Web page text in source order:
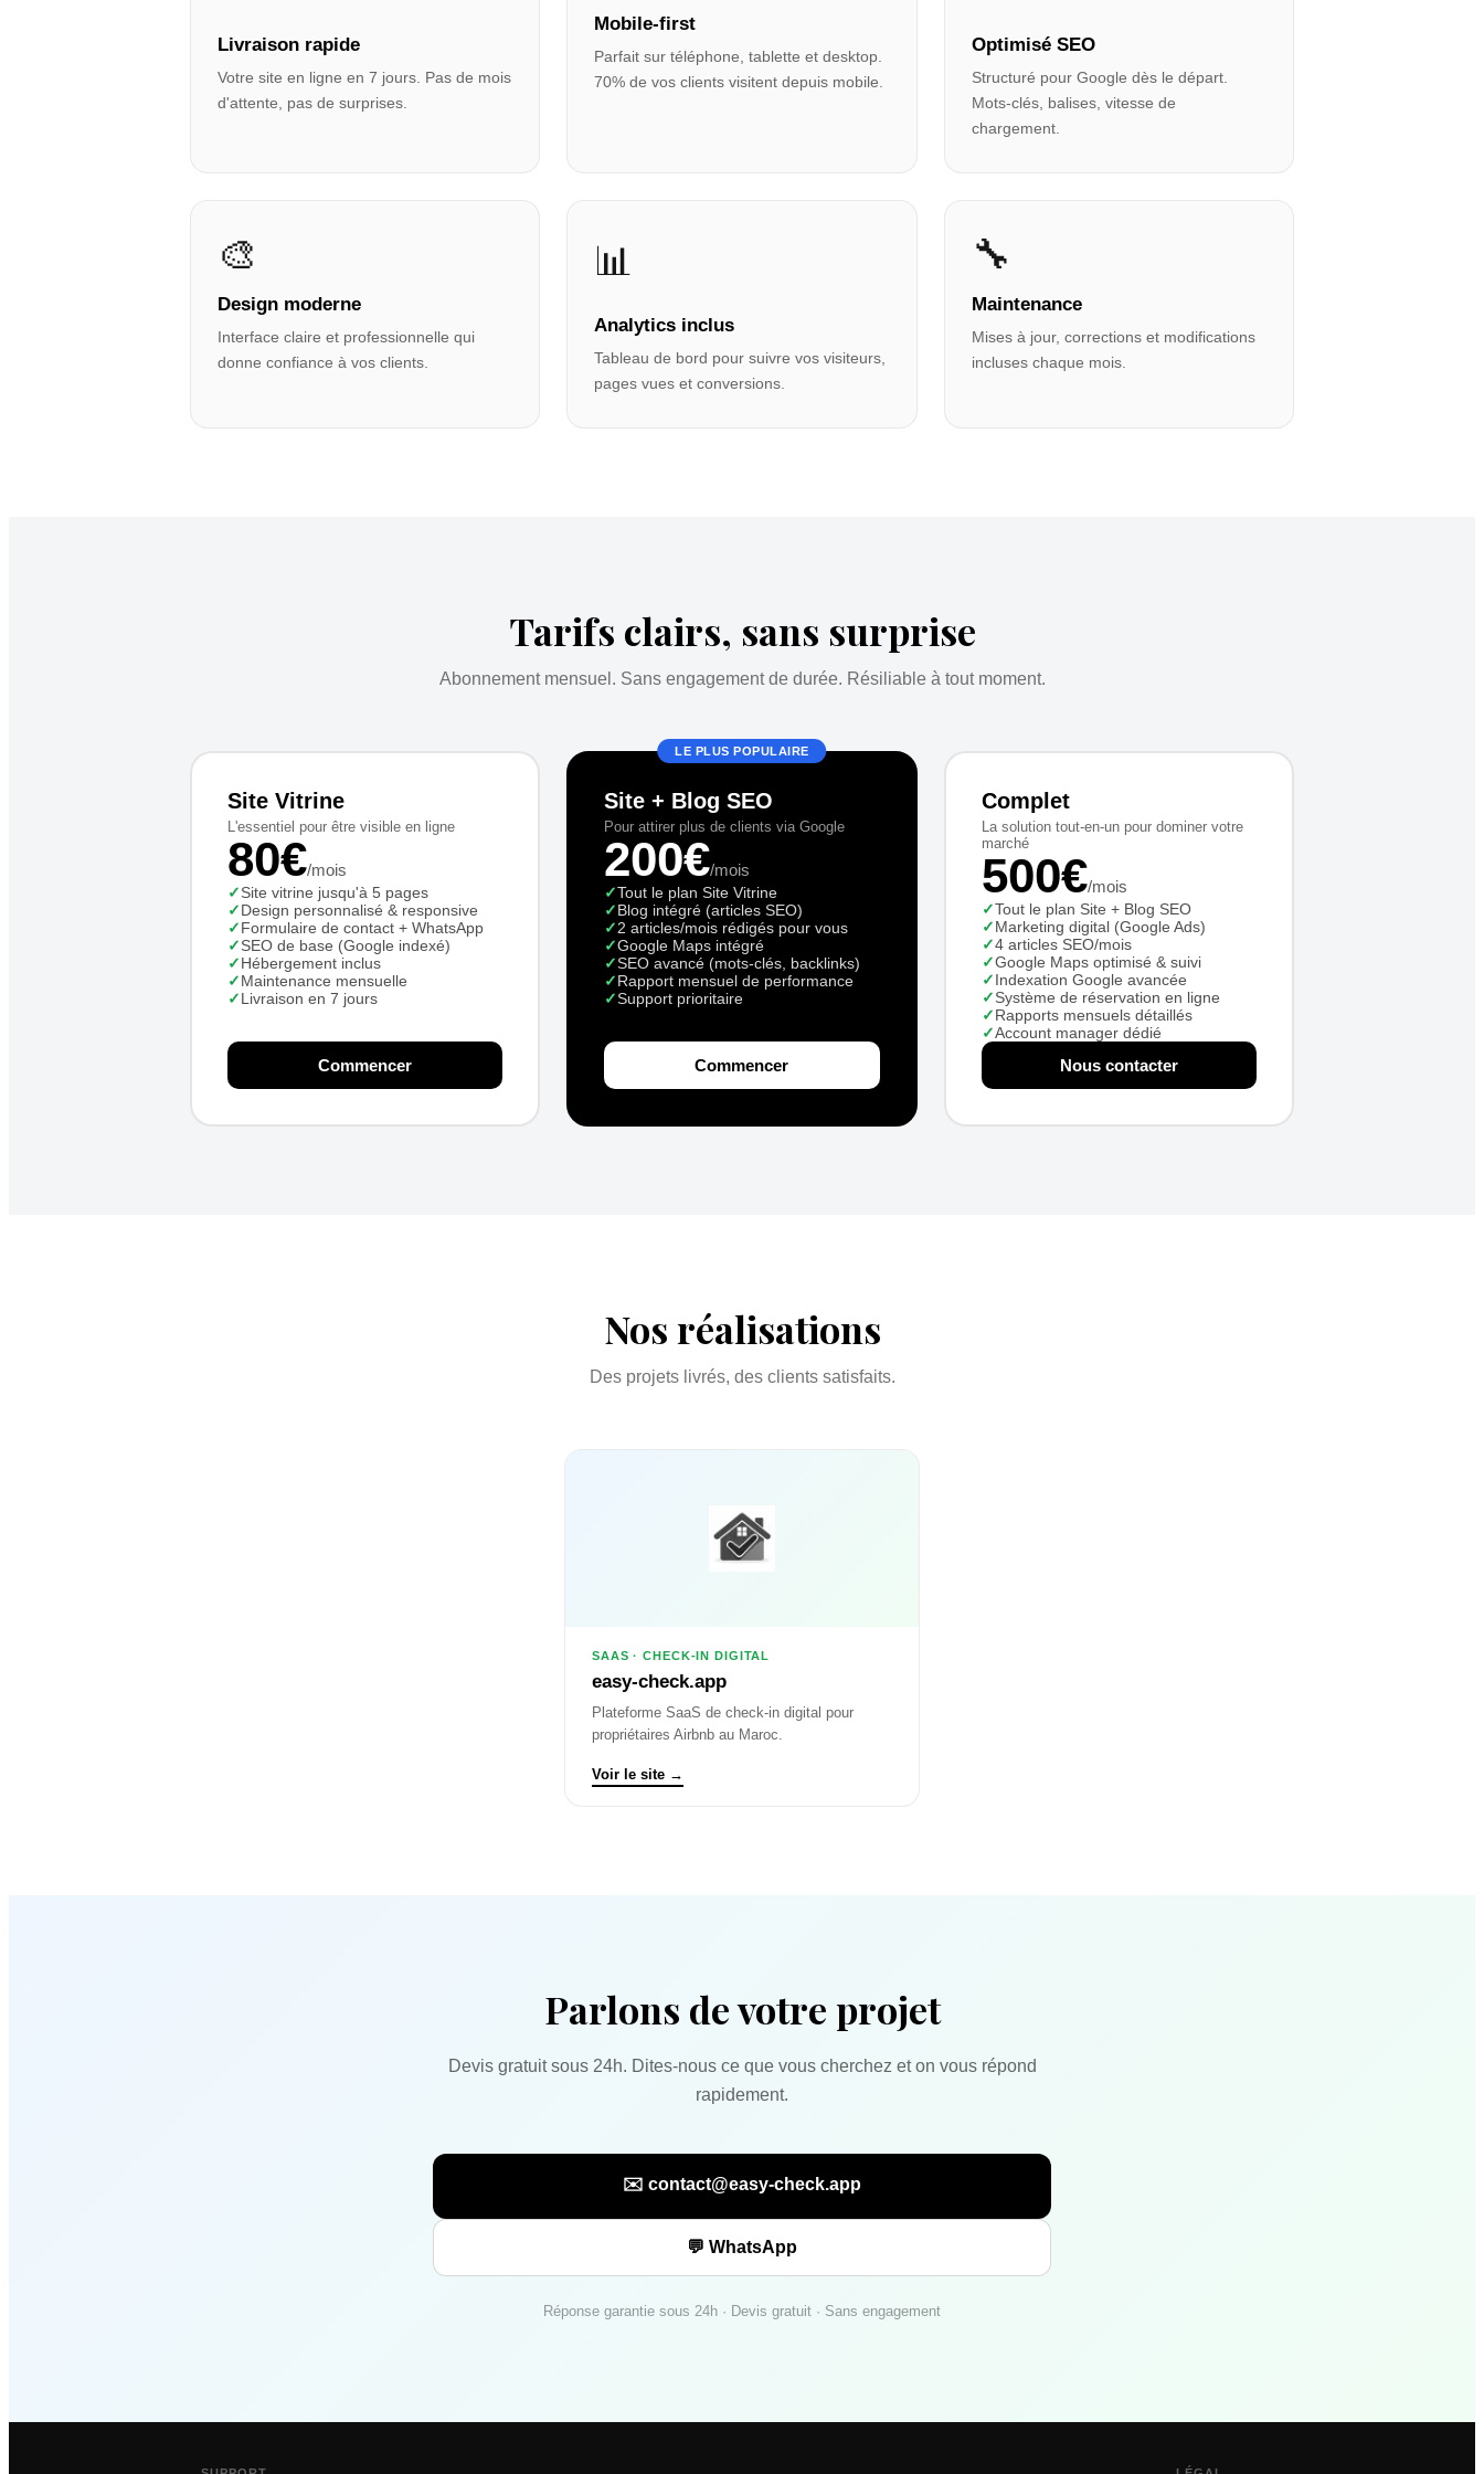
Livraison rapide
Votre site en ligne en 7 jours. Pas de mois
d'attente, pas de surprises.
Mobile-first
Parfait sur téléphone, tablette et desktop.
70% de vos clients visitent depuis mobile.
Optimisé SEO
Structuré pour Google dès le départ.
Mots-clés, balises, vitesse de
chargement.
🎨
Design moderne
Interface claire et professionnelle qui
donne confiance à vos clients.
📊
Analytics inclus
Tableau de bord pour suivre vos visiteurs,
pages vues et conversions.
🔧
Maintenance
Mises à jour, corrections et modifications
incluses chaque mois.
Tarifs clairs, sans surprise
Abonnement mensuel. Sans engagement de durée. Résiliable à tout moment.
Site Vitrine
L'essentiel pour être visible en ligne
80€/mois
✓Site vitrine jusqu'à 5 pages
✓Design personnalisé & responsive
✓Formulaire de contact + WhatsApp
✓SEO de base (Google indexé)
✓Hébergement inclus
✓Maintenance mensuelle
✓Livraison en 7 jours
Commencer
LE PLUS POPULAIRE
Site + Blog SEO
Pour attirer plus de clients via Google
200€/mois
✓Tout le plan Site Vitrine
✓Blog intégré (articles SEO)
✓2 articles/mois rédigés pour vous
✓Google Maps intégré
✓SEO avancé (mots-clés, backlinks)
✓Rapport mensuel de performance
✓Support prioritaire
Commencer
Complet
La solution tout-en-un pour dominer votre
marché
500€/mois
✓Tout le plan Site + Blog SEO
✓Marketing digital (Google Ads)
✓4 articles SEO/mois
✓Google Maps optimisé & suivi
✓Indexation Google avancée
✓Système de réservation en ligne
✓Rapports mensuels détaillés
✓Account manager dédié
Nous contacter
Nos réalisations
Des projets livrés, des clients satisfaits.
SAAS · CHECK-IN DIGITAL
easy-check.app
Plateforme SaaS de check-in digital pour
propriétaires Airbnb au Maroc.
Voir le site →
Parlons de votre projet
Devis gratuit sous 24h. Dites-nous ce que vous cherchez et on vous répond
rapidement.
✉️ contact@easy-check.app
💬 WhatsApp
Réponse garantie sous 24h · Devis gratuit · Sans engagement